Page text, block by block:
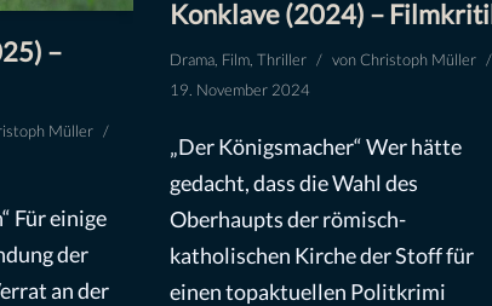
–
Müller
Für einige
der
an der
Konklave (2024) –
Drama, Film, Thriller vonChristoph Müller
19. November 2024
„Der Königsmacher“ Wer hätte
gedacht, dass die Wahl des
Oberhaupts der römisch-
katholischen Kirche der Stoff für
einen topaktuellen Politkrimi